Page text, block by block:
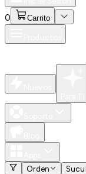
0 Carrito
Orden